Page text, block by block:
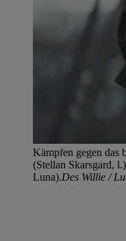
Kämpfen gegen das
(Stellan Skarsgard,
Luna).Des Willie /